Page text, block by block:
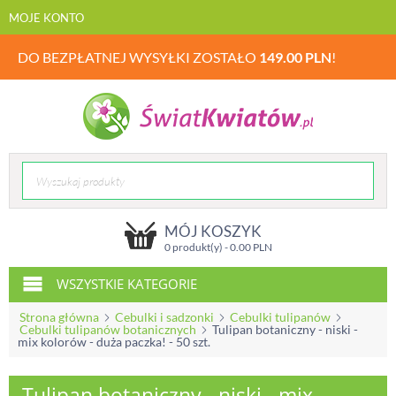
MOJE KONTO
DO BEZPŁATNEJ WYSYŁKI ZOSTAŁO 149.00 PLN!
MÓJ KOSZYK
0 produkt(y) -0.00PLN
WSZYSTKIE KATEGORIE
Strona główna Cebulki i sadzonki
Cebulki tulipanów
Cebulki tulipanów botanicznych
Tulipan botaniczny - niski -
mix kolorów - duża paczka! - 50 szt.